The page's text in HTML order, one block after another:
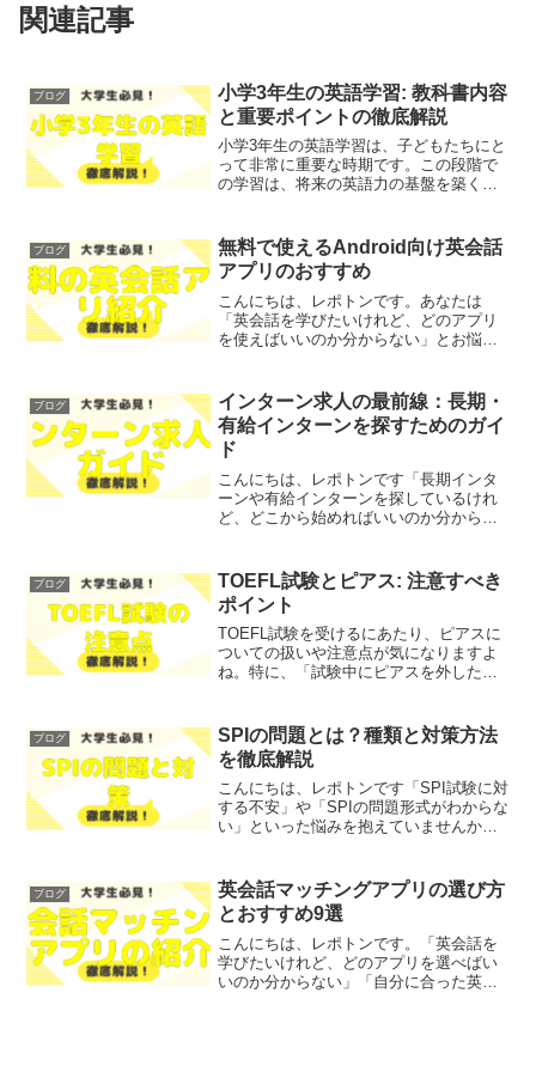
関連記事
ブログ
小学3年生の英語学習: 教科書内容
と重要ポイントの徹底解説
小学3年生の英語学習は、子どもたちにと
って非常に重要な時期です。この段階で
の学習は、将来の英語力の基盤を築くも
っているのか」といった悩みを抱えてい
る方も多いのではないで...
ブログ
無料で使えるAndroid向け英会話
アプリのおすすめ
こんにちは、レポトンです。あなたは
「英会話を学びたいけれど、どのアプリ
を使えばいいのか分からない」とお悩み
おすすめを、わかりやすく解説します！
レポトンこの記事は...
ブログ
インターン求人の最前線：長期・
有給インターンを探すためのガイ
ド
こんにちは、レポトンです「長期インタ
ーンや有給インターンを探しているけれ
ど、どこから始めればいいのか分からな
で今回は、インターン求人の最前線を探
るためのガイドを、わかりや...
ブログ
TOEFL試験とピアス: 注意すべき
ポイント
TOEFL試験を受けるにあたり、ピアスに
ついての扱いや注意点が気になりますよ
ね。特に、「試験中にピアスを外した方
いのではないでしょうか？そこで今回
は、TOEFL試験...
ブログ
SPIの問題とは？種類と対策方法
を徹底解説
こんにちは、レポトンです「SPI試験に対
する不安」や「SPIの問題形式がわからな
い」といった悩みを抱えていませんか？
す！レポトンこの記事は次のような人に
おすすめ！SP...
ブログ
英会話マッチングアプリの選び方
とおすすめ9選
こんにちは、レポトンです。「英会話を
学びたいけれど、どのアプリを選べばい
いのか分からない」「自分に合った英会